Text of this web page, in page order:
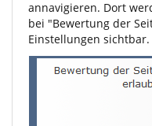
annavigieren. Dort
bei "Bewertung der
Einstellungen sichtbar.